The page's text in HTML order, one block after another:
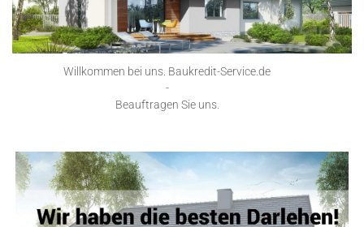
Willkommen bei uns. Baukredit-Service.de
-
Beauftragen Sie uns.